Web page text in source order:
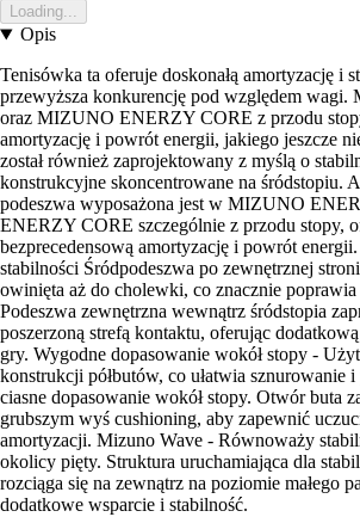
Loading...
Opis
Tenisówka ta oferuje doskonałą amortyzację i
przewyższa konkurencję pod względem
oraz MIZUNO ENERZY CORE z przodu
amortyzację i powrót energii, jakiego jeszcze
został również zaprojektowany z myślą o
konstrukcyjne skoncentrowane na śródstopiu.
podeszwa wyposażona jest w MIZUNO
ENERZY CORE szczególnie z przodu stopy,
bezprecedensową amortyzację i powrót
stabilności Śródpodeszwa po zewnętrznej
owinięta aż do cholewki, co znacznie poprawia
Podeszwa zewnętrzna wewnątrz śródstopia
poszerzoną strefą kontaktu, oferując
gry. Wygodne dopasowanie wokół stopy -
konstrukcji półbutów, co ułatwia sznurowanie
ciasne dopasowanie wokół stopy. Otwór buta
grubszym wyś cushioning, aby zapewnić
amortyzacji. Mizuno Wave - Równoważy
okolicy pięty. Struktura uruchamiająca dla
rozciąga się na zewnątrz na poziomie małego
dodatkowe wsparcie i stabilność.